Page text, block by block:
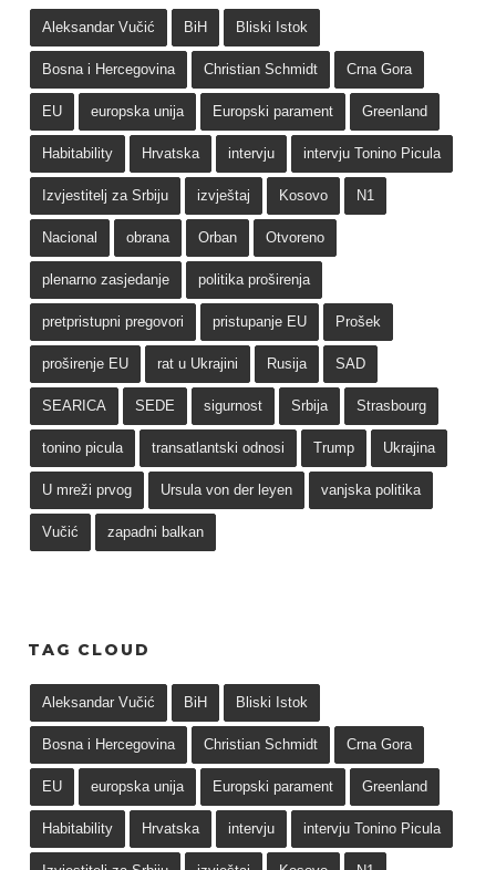
Aleksandar Vučić BiH Bliski Istok
Bosna i Hercegovina Christian Schmidt Crna Gora
EU europska unija Europski parament Greenland
Habitability Hrvatska intervju intervju Tonino Picula
Izvjestitelj za Srbiju izvještaj Kosovo N1
Nacional obrana Orban Otvoreno
plenarno zasjedanje politika proširenja
pretpristupni pregovori pristupanje EU Prošek
proširenje EU rat u Ukrajini Rusija SAD
SEARICA SEDE sigurnost Srbija Strasbourg
tonino picula transatlantski odnosi Trump Ukrajina
U mreži prvog Ursula von der leyen vanjska politika
Vučić zapadni balkan
TAG CLOUD
Aleksandar Vučić BiH Bliski Istok
Bosna i Hercegovina Christian Schmidt Crna Gora
EU europska unija Europski parament Greenland
Habitability Hrvatska intervju intervju Tonino Picula